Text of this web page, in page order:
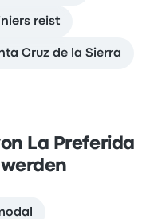
reist
Cruz de la Sierra
La Preferida